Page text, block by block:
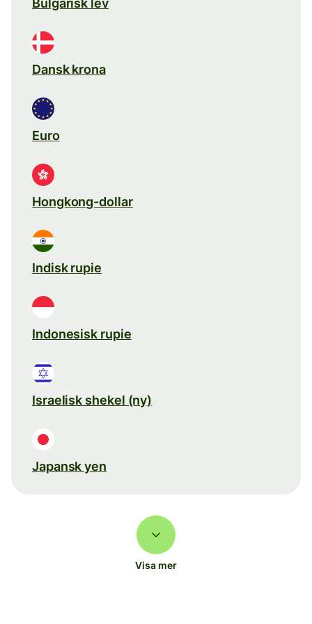
Bulgarisk lev
Dansk krona
Euro
Hongkong-dollar
Indisk rupie
Indonesisk rupie
Israelisk shekel (ny)
Japansk yen
Visa mer